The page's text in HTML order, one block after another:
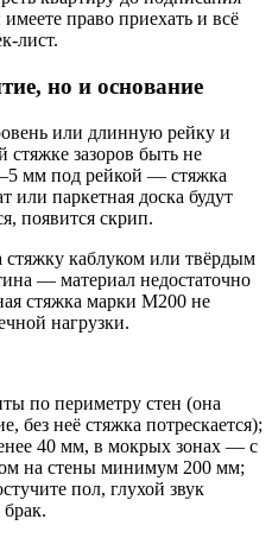
право приехать и всё
лист.
но и основание
или длинную рейку и
зазоров быть не
мм под рейкой — стяжка
или паркетная доска будут
появится скрип.
каблуком или твёрдым
— материал недостаточно
стяжка марки М200 не
нагрузки.
по периметру стен (она
без неё стяжка потрескается);
40 мм, в мокрых зонах — с
на стены минимум 200 мм;
пол, глухой звук